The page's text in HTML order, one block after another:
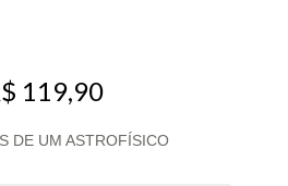
119,90
DE UM ASTROFÍSICO